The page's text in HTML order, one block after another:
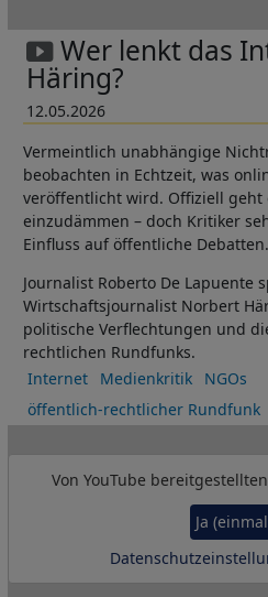
12.05.2026
Wer lenkt das
Häring?
Vermeintlich unabhängige
beobachten in Echtzeit, was
veröffentlicht wird. Offiziell geht
einzudämmen – doch Kritiker
Einfluss auf öffentliche Debatten.
Journalist Roberto De Lapuente
Wirtschaftsjournalist Norbert
politische Verflechtungen und
rechtlichen Rundfunks.
Internet
Medienkritik
NGOs
öffentlich-rechtlicher Rundfunk
Von YouTube
Ja